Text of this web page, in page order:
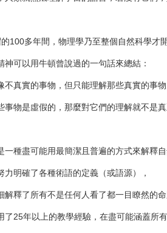
100多年間，物理學乃至整個自然科學才
神可以用牛頓曾說過的一句話來總結：
不真實的事物，但只能理解那些真實的事物
事物是虛假的，那麼對它們的理解就不是真
一種盡可能用最簡潔且普遍的方式來解釋自
力明確了各種術語的定義（或語源），
解釋了所有不是任何人看了都一目瞭然的命
了25年以上的教學經驗，在盡可能涵蓋所